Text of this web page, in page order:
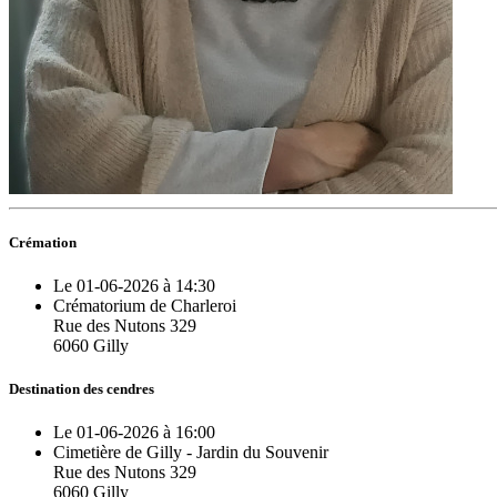
Crémation
Le 01-06-2026 à 14:30
Crématorium de Charleroi
Rue des Nutons 329
6060 Gilly
Destination des cendres
Le 01-06-2026 à 16:00
Cimetière de Gilly - Jardin du Souvenir
Rue des Nutons 329
6060 Gilly